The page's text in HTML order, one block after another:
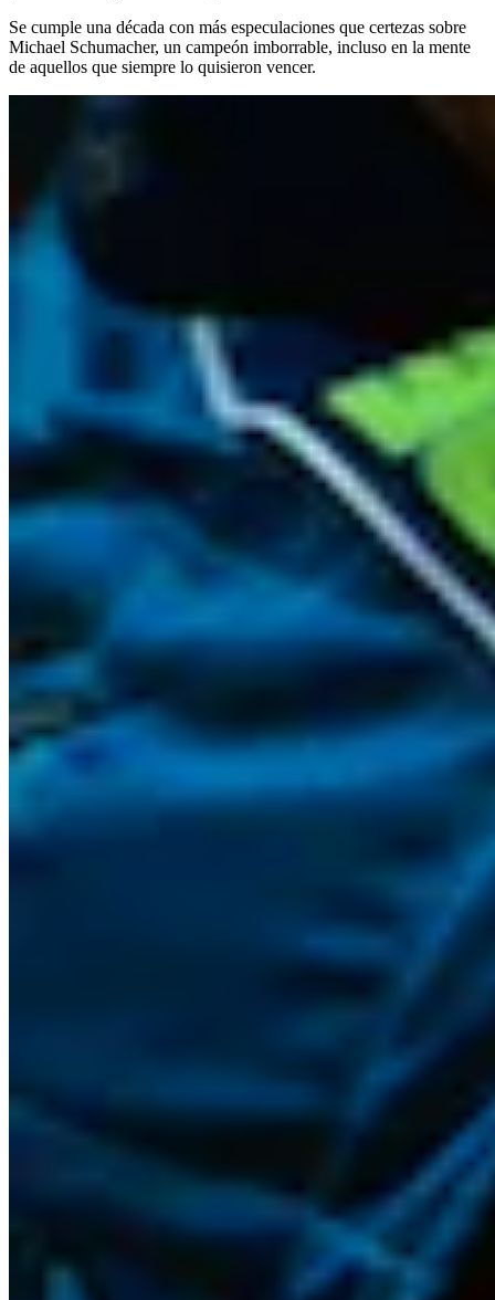
Se cumple una década con más especulaciones que certezas sobre
Michael Schumacher, un campeón imborrable, incluso en la mente
de aquellos que siempre lo quisieron vencer.